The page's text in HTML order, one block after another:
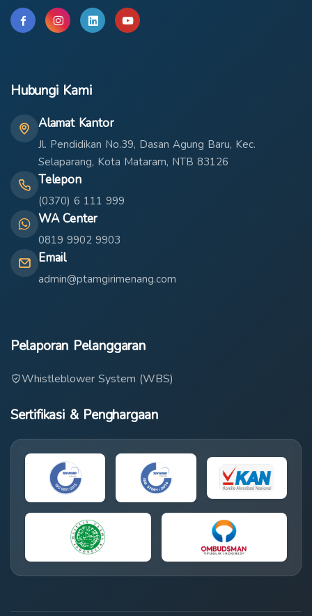
Hubungi Kami
Alamat Kantor
Jl. Pendidikan No.39, Dasan Agung Baru, Kec.
Selaparang, Kota Mataram, NTB 83126
Telepon
(0370) 6 111 999
WA Center
0819 9902 9903
Email
admin@ptamgirimenang.com
Pelaporan Pelanggaran
Whistleblower System (WBS)
Sertifikasi & Penghargaan